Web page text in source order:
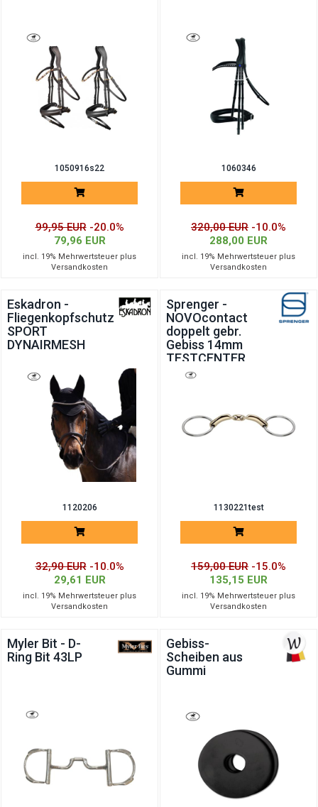
1050916s22
99,95 EUR -20.0%
79,96 EUR
incl. 19% Mehrwertsteuer plus
Versandkosten
1060346
320,00 EUR -10.0%
288,00 EUR
incl. 19% Mehrwertsteuer plus
Versandkosten
Eskadron -
Fliegenkopfschutz
SPORT
DYNAIRMESH
1120206
32,90 EUR -10.0%
29,61 EUR
incl. 19% Mehrwertsteuer plus
Versandkosten
Sprenger -
NOVOcontact
doppelt gebr.
Gebiss 14mm
TESTCENTER
1130221test
159,00 EUR -15.0%
135,15 EUR
incl. 19% Mehrwertsteuer plus
Versandkosten
Myler Bit - D-
Ring Bit 43LP
Gebiss-
Scheiben aus
Gummi